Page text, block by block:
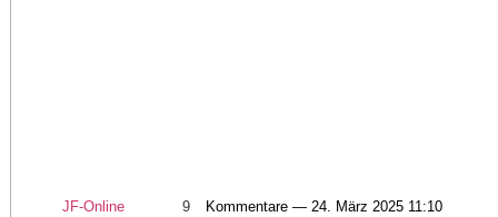
JF-Online 9 Kommentare — 24. März 2025 11:10